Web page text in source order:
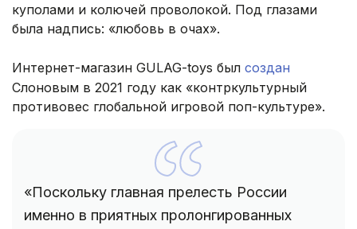
куполами и колючей проволокой. Под глазами
была надпись: «любовь в очах».
Интернет-магазин GULAG-toys был создан
Слоновым в 2021 году как «контркультурный
противовес глобальной игровой поп-культуре».
«Поскольку главная прелесть России
именно в приятных пролонгированных